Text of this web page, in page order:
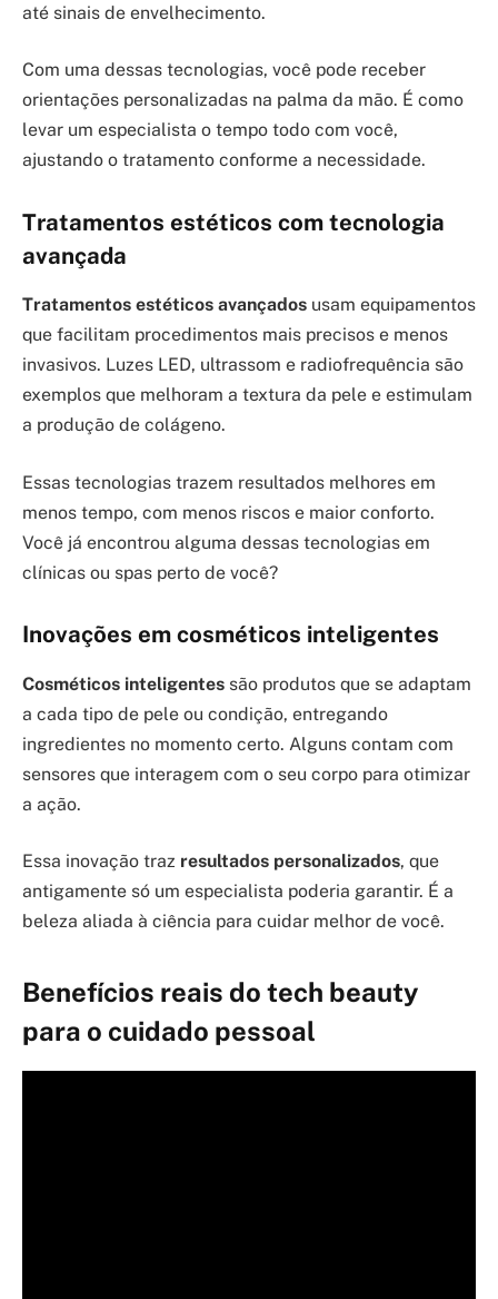
até sinais de envelhecimento.
Com uma dessas tecnologias, você pode receber
orientações personalizadas na palma da mão. É como
levar um especialista o tempo todo com você,
ajustando o tratamento conforme a necessidade.
Tratamentos estéticos com tecnologia
avançada
Tratamentos estéticos avançados usam equipamentos
que facilitam procedimentos mais precisos e menos
invasivos. Luzes LED, ultrassom e radiofrequência são
exemplos que melhoram a textura da pele e estimulam
a produção de colágeno.
Essas tecnologias trazem resultados melhores em
menos tempo, com menos riscos e maior conforto.
Você já encontrou alguma dessas tecnologias em
clínicas ou spas perto de você?
Inovações em cosméticos inteligentes
Cosméticos inteligentes são produtos que se adaptam
a cada tipo de pele ou condição, entregando
ingredientes no momento certo. Alguns contam com
sensores que interagem com o seu corpo para otimizar
a ação.
Essa inovação traz resultados personalizados, que
antigamente só um especialista poderia garantir. É a
beleza aliada à ciência para cuidar melhor de você.
Benefícios reais do tech beauty
para o cuidado pessoal